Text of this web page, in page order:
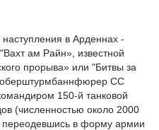
в Арденнах -
ам Райн», известной
прорыва» или "Битвы за
оберштурмбаннфюрер СС
150-й танковой
(численностью около 2000
в форму армии